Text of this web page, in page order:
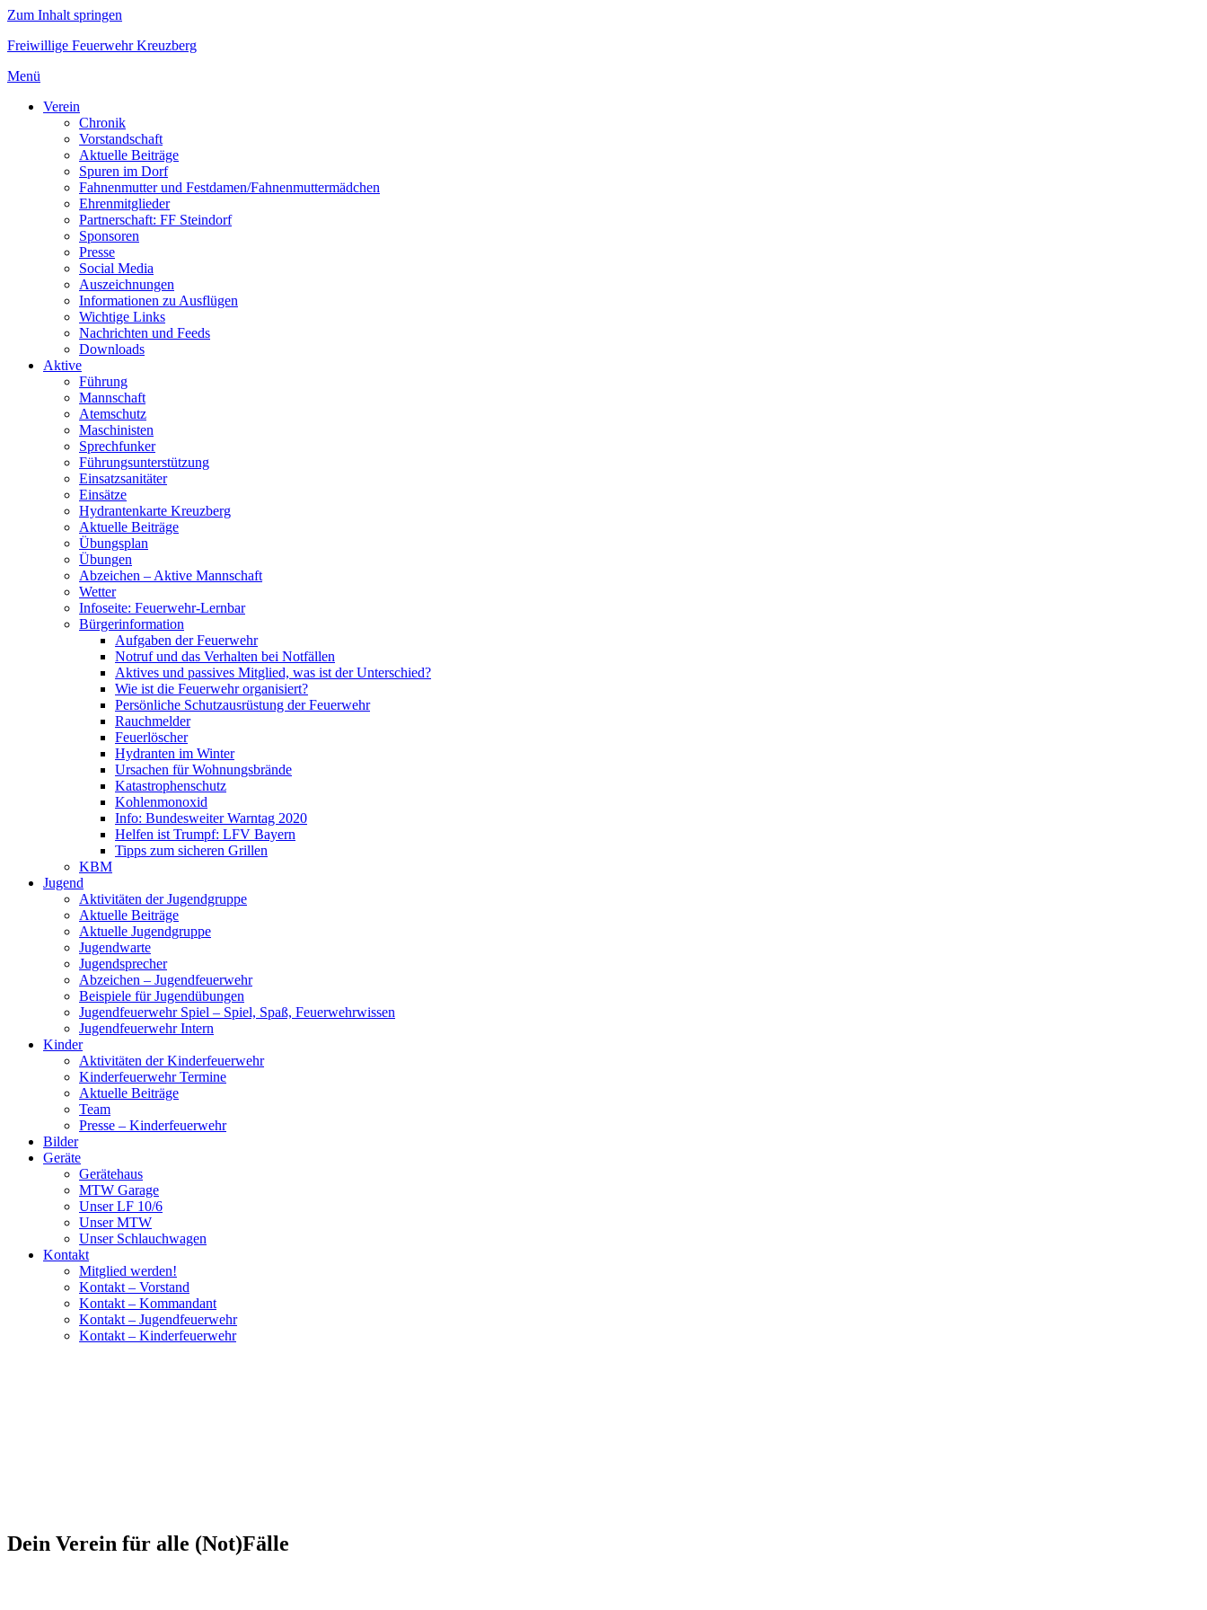
Zum Inhalt springen
Freiwillige Feuerwehr Kreuzberg
Menü
Verein
Chronik
Vorstandschaft
Aktuelle Beiträge
Spuren im Dorf
Fahnenmutter und Festdamen/Fahnenmuttermädchen
Ehrenmitglieder
Partnerschaft: FF Steindorf
Sponsoren
Presse
Social Media
Auszeichnungen
Informationen zu Ausflügen
Wichtige Links
Nachrichten und Feeds
Downloads
Aktive
Führung
Mannschaft
Atemschutz
Maschinisten
Sprechfunker
Führungsunterstützung
Einsatzsanitäter
Einsätze
Hydrantenkarte Kreuzberg
Aktuelle Beiträge
Übungsplan
Übungen
Abzeichen – Aktive Mannschaft
Wetter
Infoseite: Feuerwehr-Lernbar
Bürgerinformation
Aufgaben der Feuerwehr
Notruf und das Verhalten bei Notfällen
Aktives und passives Mitglied, was ist der Unterschied?
Wie ist die Feuerwehr organisiert?
Persönliche Schutzausrüstung der Feuerwehr
Rauchmelder
Feuerlöscher
Hydranten im Winter
Ursachen für Wohnungsbrände
Katastrophenschutz
Kohlenmonoxid
Info: Bundesweiter Warntag 2020
Helfen ist Trumpf: LFV Bayern
Tipps zum sicheren Grillen
KBM
Jugend
Aktivitäten der Jugendgruppe
Aktuelle Beiträge
Aktuelle Jugendgruppe
Jugendwarte
Jugendsprecher
Abzeichen – Jugendfeuerwehr
Beispiele für Jugendübungen
Jugendfeuerwehr Spiel – Spiel, Spaß, Feuerwehrwissen
Jugendfeuerwehr Intern
Kinder
Aktivitäten der Kinderfeuerwehr
Kinderfeuerwehr Termine
Aktuelle Beiträge
Team
Presse – Kinderfeuerwehr
Bilder
Geräte
Gerätehaus
MTW Garage
Unser LF 10/6
Unser MTW
Unser Schlauchwagen
Kontakt
Mitglied werden!
Kontakt – Vorstand
Kontakt – Kommandant
Kontakt – Jugendfeuerwehr
Kontakt – Kinderfeuerwehr
Dein Verein für alle (Not)Fälle